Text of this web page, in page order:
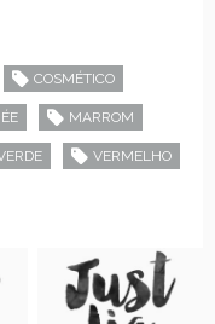
COSMÉTICO
MARROM
VERMELHO